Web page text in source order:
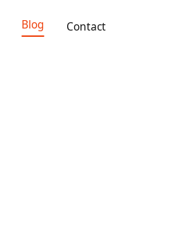
Blog Contact